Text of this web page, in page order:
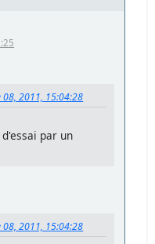
2011, 15:04:28
par un
2011, 15:04:28